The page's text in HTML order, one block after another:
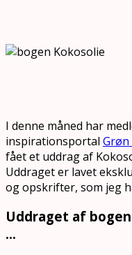
I denne måned har
inspirationsportal Grøn
fået et uddrag af
Uddraget er lavet
og opskrifter, som jeg
Uddraget af
…